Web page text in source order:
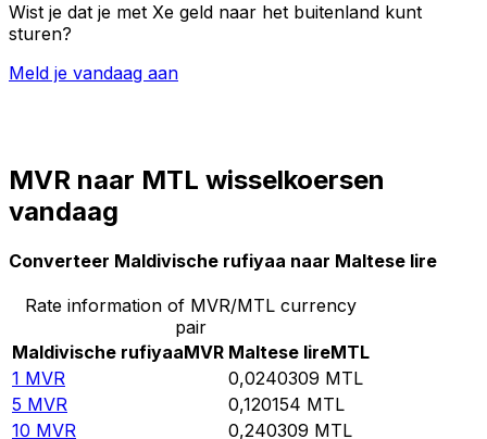
Wist je dat je met Xe geld naar het buitenland kunt
sturen?
Meld je vandaag aan
MVR naar MTL wisselkoersen
vandaag
Converteer Maldivische rufiyaa naar Maltese lire
Rate information of MVR/MTL currency
pair
Maldivische rufiyaaMVR Maltese lireMTL
1 MVR 0,0240309 MTL
5 MVR 0,120154 MTL
10 MVR 0,240309 MTL